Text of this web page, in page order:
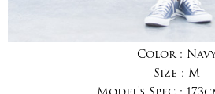
Color :
Size : M